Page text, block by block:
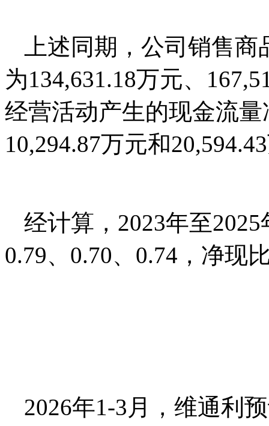
上述同期，公司销售
为134,631.18万元、
经营活动产生的现金流
10,294.87万元和
经计算，2023年至
0.79、0.70、0.74，净现
2026年1-3月，维通利